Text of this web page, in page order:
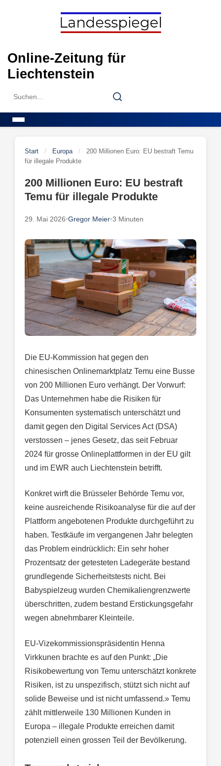
Online-Zeitung für
Liechtenstein
Search
Search
Start / Europa /
200 Millionen Euro: EU bestraft Temu
für illegale Produkte
200 Millionen Euro: EU bestraft
Temu für illegale Produkte
29. Mai 2026•Gregor Meier•3 Minuten
Die EU-Kommission hat gegen den
chinesischen Onlinemarktplatz Temu eine Busse
von 200 Millionen Euro verhängt. Der Vorwurf:
Das Unternehmen habe die Risiken für
Konsumenten systematisch unterschätzt und
damit gegen den Digital Services Act (DSA)
verstossen – jenes Gesetz, das seit Februar
2024 für grosse Onlineplattformen in der EU gilt
und im EWR auch Liechtenstein betrifft.
Konkret wirft die Brüsseler Behörde Temu vor,
keine ausreichende Risikoanalyse für die auf der
Plattform angebotenen Produkte durchgeführt zu
haben. Testkäufe im vergangenen Jahr belegten
das Problem eindrücklich: Ein sehr hoher
Prozentsatz der getesteten Ladegeräte bestand
grundlegende Sicherheitstests nicht. Bei
Babyspielzeug wurden Chemikaliengrenzwerte
überschritten, zudem bestand Erstickungsgefahr
wegen abnehmbarer Kleinteile.
EU-Vizekommissionspräsidentin Henna
Virkkunen brachte es auf den Punkt: „Die
Risikobewertung von Temu unterschätzt konkrete
Risiken, ist zu unspezifisch, stützt sich nicht auf
solide Beweise und ist nicht umfassend.» Temu
zählt mittlerweile 130 Millionen Kunden in
Europa – illegale Produkte erreichen damit
potenziell einen grossen Teil der Bevölkerung.